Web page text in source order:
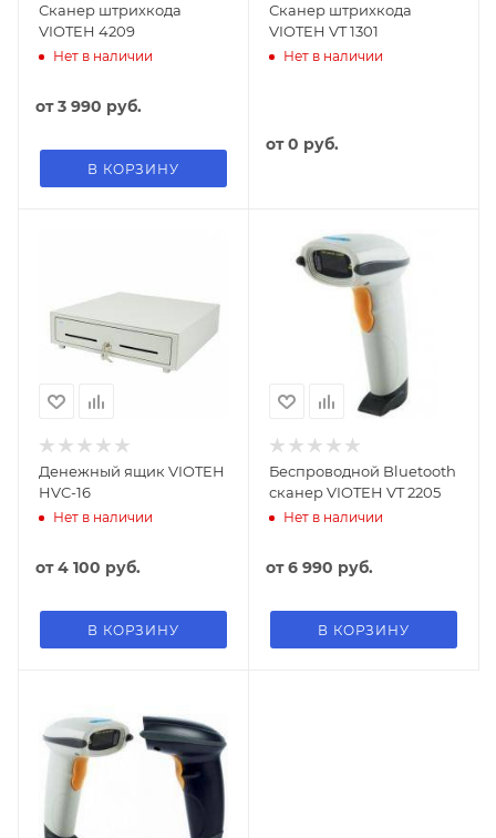
Сканер штрихкода
VIOTEH 4209
Нет в наличии
от3 990 руб.
В КОРЗИНУ
Сканер штрихкода
VIOTEH VT 1301
Нет в наличии
от0 руб.
Денежный ящик VIOTEH
HVC-16
Нет в наличии
от4 100 руб.
В КОРЗИНУ
Беспроводной Bluetooth
сканер VIOTEH VT 2205
Нет в наличии
от6 990 руб.
В КОРЗИНУ